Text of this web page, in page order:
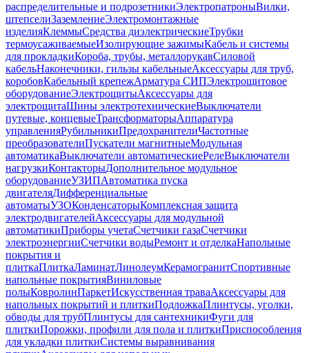
распределительные и подрозетникиЭлектропатроныВилки,
штепселиЗаземлениеЭлектромонтажные
изделияКлеммыСредства диэлектрическиеТрубки
термоусаживаемыеИзолирующие зажимыКабель и системы
для прокладкиКороба, трубы, металлорукавСиловой
кабельНаконечники, гильзы кабельныеАксессуары для труб,
коробовКабельный крепежАрматура СИПЭлектрощитовое
оборудованиеЭлектрощитыАксессуары для
электрощитаШины электротехническиеВыключатели
путевые, концевыеТрансформаторыАппаратура
управленияРубильникиПредохранителиЧастотные
преобразователиПускатели магнитныеМодульная
автоматикаВыключатели автоматическиеРелеВыключатели
нагрузкиКонтакторыДополнительное модульное
оборудованиеУЗИПАвтоматика пуска
двигателяДифференциальные
автоматыУЗОКонденсаторыКомплексная защита
электродвигателейАксессуары для модульной
автоматикиПриборы учетаСчетчики газаСчетчики
электроэнергииСчетчики водыРемонт и отделкаНапольные
покрытия и
плиткаПлиткаЛаминатЛинолеумКерамогранитСпортивные
напольные покрытияВиниловые
полыКовролинПаркетИскусственная траваАксессуары для
напольных покрытий и плиткиПодложкаПлинтусы, уголки,
обводы для трубПлинтусы для сантехникиФуги для
плиткиПорожки, профили для пола и плиткиПриспособления
для укладки плиткиСистемы выравнивания